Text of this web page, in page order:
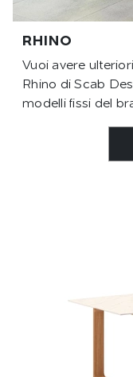
RHINO
Vuoi avere
Rhino di Scab
modelli fissi del